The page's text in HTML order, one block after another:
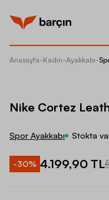
Anasayfa-Kadın-Ayakkabı-
Nike Cortez
Spor Ayakkabı Stokta
-30% 4.199,90 TL